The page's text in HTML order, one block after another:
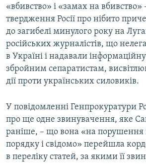
«вбивство» і «замах на вбивство»
твердження Росії про нібито
до загибелі минулого року на
російських журналістів, що
в Україні і надавали
збройним сепаратистам,
дії проти українських силовиків.
У повідомленні Генпрокуратури
про ще одне звинувачення, яке
раніше, – що вона «на порушення
порядку і свідомо» перейшла
в переліку статей, за якими її